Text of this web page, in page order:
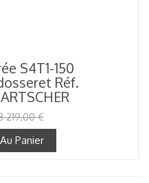
S4T1-150
Réf.
219,00 €
Panier